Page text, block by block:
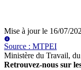
Mise à jour le 16/07/
Source : MTPEI
Ministère du Travail,
Retrouvez-nous sur